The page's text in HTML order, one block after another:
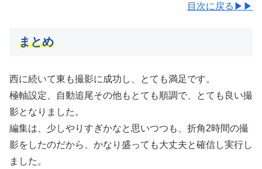
目次に戻る▶▶
まとめ
西に続いて東も撮影に成功し、とても満足です。
極軸設定、自動追尾その他もとても順調で、とても良い撮
影となりました。
編集は、少しやりすぎかなと思いつつも、折角2時間の撮
影をしたのだから、かなり盛っても大丈夫と確信し実行し
ました。